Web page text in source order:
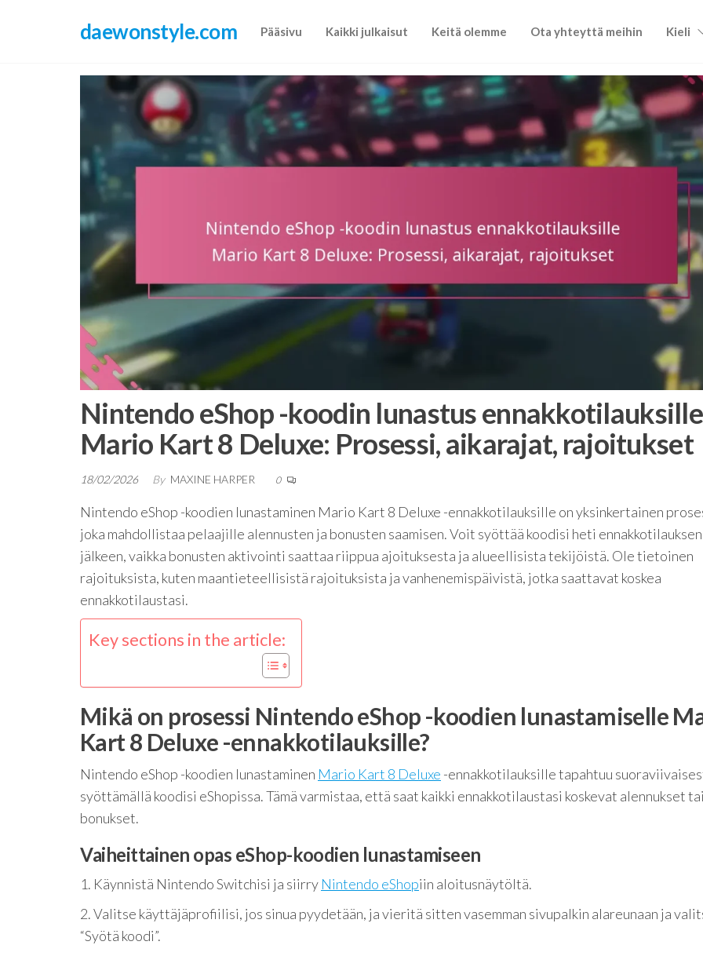
daewonstyle.com Pääsivu Kaikki julkaisut Keitä olemme Ota yhteyttä meihin Kieli
Nintendo eShop -koodin lunastus ennakkotilauksille
Mario Kart 8 Deluxe: Prosessi, aikarajat, rajoitukset
18/02/2026 By MAXINE HARPER 0
Nintendo eShop -koodien lunastaminen Mario Kart 8 Deluxe -ennakkotilauksille on yksinkertainen
joka mahdollistaa pelaajille alennusten ja bonusten saamisen. Voit syöttää koodisi heti ennakkotilauksen
jälkeen, vaikka bonusten aktivointi saattaa riippua ajoituksesta ja alueellisista tekijöistä. Ole tietoinen
rajoituksista, kuten maantieteellisistä rajoituksista ja vanhenemispäivistä, jotka saattavat koskea
ennakkotilaustasi.
Key sections in the article:
Mikä on prosessi Nintendo eShop -koodien lunastamiselle
Kart 8 Deluxe -ennakkotilauksille?
Nintendo eShop -koodien lunastaminen Mario Kart 8 Deluxe -ennakkotilauksille tapahtuu
syöttämällä koodisi eShopissa. Tämä varmistaa, että saat kaikki ennakkotilaustasi koskevat alennukset tai
bonukset.
Vaiheittainen opas eShop-koodien lunastamiseen
1. Käynnistä Nintendo Switchisi ja siirry Nintendo eShopiin aloitusnäytöltä.
2. Valitse käyttäjäprofiilisi, jos sinua pyydetään, ja vieritä sitten vasemman sivupalkin alareunaan ja
“Syötä koodi”.